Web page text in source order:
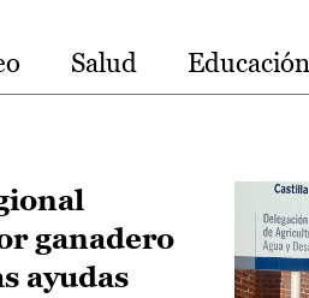
Salud Educación
ganadero
ayudas